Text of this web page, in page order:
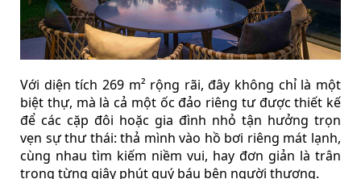
Với diện tích 269 m² rộng rãi, đây không chỉ là một
biệt thự, mà là cả một ốc đảo riêng tư được thiết kế
để các cặp đôi hoặc gia đình nhỏ tận hưởng trọn
vẹn sự thư thái: thả mình vào hồ bơi riêng mát lạnh,
cùng nhau tìm kiếm niềm vui, hay đơn giản là trân
trọng từng giây phút quý báu bên người thương.